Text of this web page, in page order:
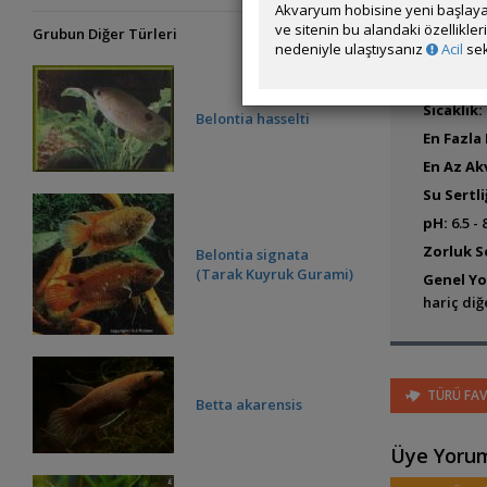
Grubun Diğer Türleri
Belontia hasselti
Belontia signata
(Tarak Kuyruk Gurami)
Betta akarensis
Üreme:
Sıcaklık:
En
En Az
Su
pH: 6.5 -
Zorluk
Genel
hariç
TÜRÜ
Üye
Akvaryum hobisine yeni
ve sitenin bu alandaki
nedeniyle ulaştıysanız
Acil